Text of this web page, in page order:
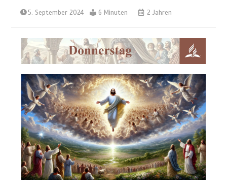
5. September 2024 6 Minuten 2 Jahren